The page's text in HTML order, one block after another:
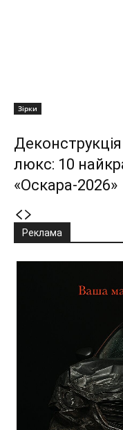
Зірки
люкс: 10
«Оскара-2026»
Реклама